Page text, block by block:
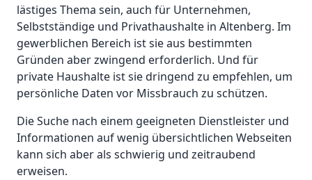
lästiges Thema sein, auch für Unternehmen,
Selbstständige und Privathaushalte in Altenberg. Im
gewerblichen Bereich ist sie aus bestimmten
Gründen aber zwingend erforderlich. Und für
private Haushalte ist sie dringend zu empfehlen, um
persönliche Daten vor Missbrauch zu schützen.
Die Suche nach einem geeigneten Dienstleister und
Informationen auf wenig übersichtlichen Webseiten
kann sich aber als schwierig und zeitraubend
erweisen.